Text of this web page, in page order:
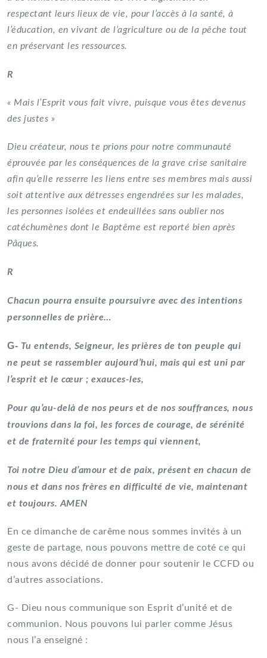
respectant leurs lieux de vie, pour l’accès à la santé, à
l’éducation, en vivant de l’agriculture ou de la pêche tout
en préservant les ressources.
R
« Mais l’Esprit vous fait vivre, puisque vous êtes devenus
des justes »
Dieu créateur, nous te prions pour notre communauté
éprouvée par les conséquences de la grave crise sanitaire
afin qu’elle resserre les liens entre ses membres mais aussi
soit attentive aux détresses engendrées sur les malades,
les personnes isolées et endeuillées sans oublier nos
catéchumènes dont le Baptême est reporté bien après
Pâques.
R
Chacun pourra ensuite poursuivre avec des intentions
personnelles de prière…
G- Tu entends, Seigneur, les prières de ton peuple qui
ne peut se rassembler aujourd’hui, mais qui est uni par
l’esprit et le cœur ; exauces-les,
Pour qu’au-delà de nos peurs et de nos souffrances, nous
trouvions dans la foi, les forces de courage, de sérénité
et de fraternité pour les temps qui viennent,
Toi notre Dieu d’amour et de paix, présent en chacun de
nous et dans nos frères en difficulté de vie, maintenant
et toujours. AMEN
En ce dimanche de carême nous sommes invités à un
geste de partage, nous pouvons mettre de coté ce qui
nous avons décidé de donner pour soutenir le CCFD ou
d’autres associations.
G- Dieu nous communique son Esprit d’unité́ et de
communion. Nous pouvons lui parler comme Jésus
nous l’a enseigné :